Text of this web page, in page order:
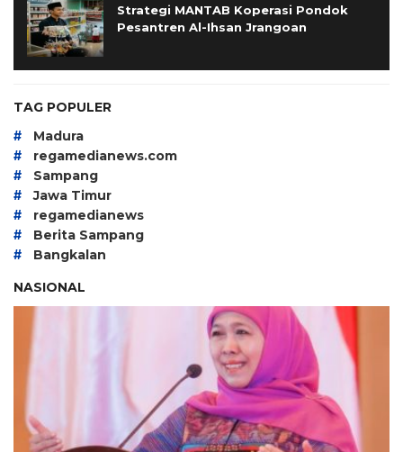
Strategi MANTAB Koperasi Pondok
Pesantren Al-Ihsan Jrangoan
TAG POPULER
# Madura
# regamedianews.com
# Sampang
# Jawa Timur
# regamedianews
# Berita Sampang
#
Bangkalan
NASIONAL